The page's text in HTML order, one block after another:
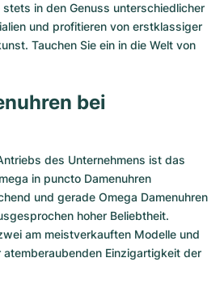
stets in den Genuss unterschiedlicher
und profitieren von erstklassiger
Tauchen Sie ein in die Welt von
bei
des Unternehmens ist das
in puncto Damenuhren
und gerade Omega Damenuhren
hoher Beliebtheit.
am meistverkauften Modelle und
atemberaubenden Einzigartigkeit der